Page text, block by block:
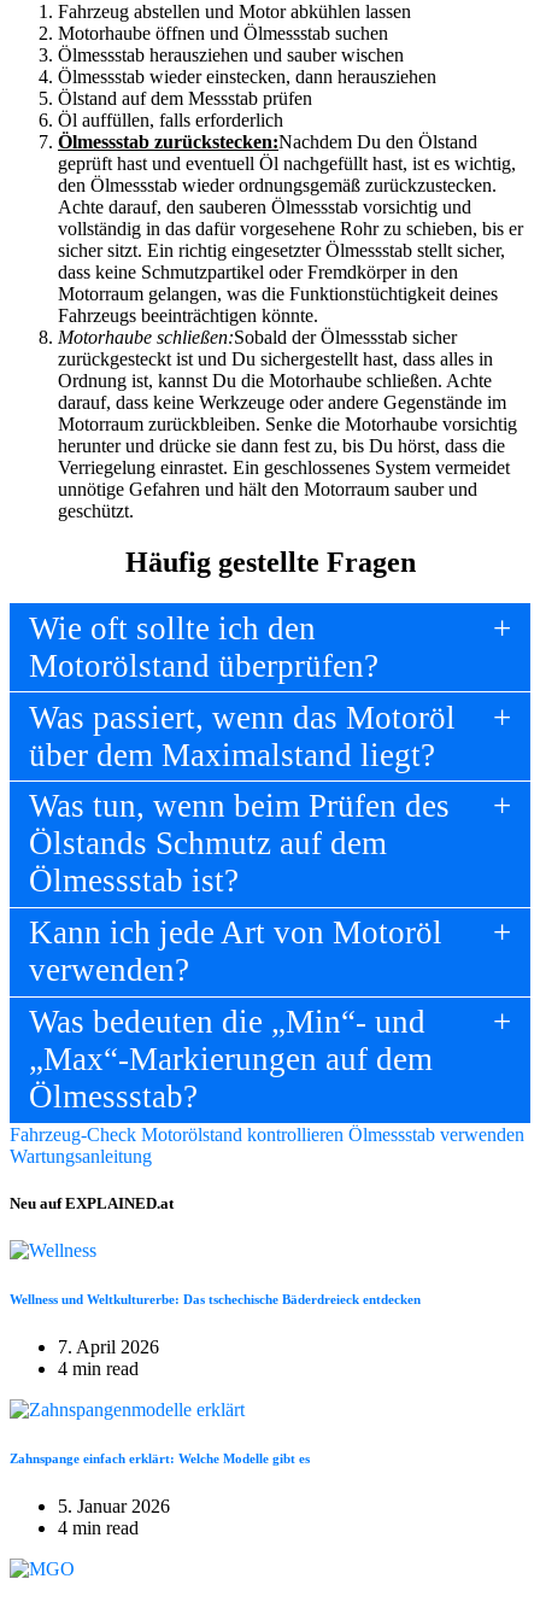
Fahrzeug abstellen und Motor abkühlen lassen
Motorhaube öffnen und Ölmessstab suchen
Ölmessstab herausziehen und sauber wischen
Ölmessstab wieder einstecken, dann herausziehen
Ölstand auf dem Messstab prüfen
Öl auffüllen, falls erforderlich
Ölmessstab zurückstecken:Nachdem Du den Ölstand
geprüft hast und eventuell Öl nachgefüllt hast, ist es wichtig,
den Ölmessstab wieder ordnungsgemäß zurückzustecken.
Achte darauf, den sauberen Ölmessstab vorsichtig und
vollständig in das dafür vorgesehene Rohr zu schieben, bis er
sicher sitzt. Ein richtig eingesetzter Ölmessstab stellt sicher,
dass keine Schmutzpartikel oder Fremdkörper in den
Motorraum gelangen, was die Funktionstüchtigkeit deines
Fahrzeugs beeinträchtigen könnte.
Motorhaube schließen:Sobald der Ölmessstab sicher
zurückgesteckt ist und Du sichergestellt hast, dass alles in
Ordnung ist, kannst Du die Motorhaube schließen. Achte
darauf, dass keine Werkzeuge oder andere Gegenstände im
Motorraum zurückbleiben. Senke die Motorhaube vorsichtig
herunter und drücke sie dann fest zu, bis Du hörst, dass die
Verriegelung einrastet. Ein geschlossenes System vermeidet
unnötige Gefahren und hält den Motorraum sauber und
geschützt.
Häufig gestellte Fragen
Wie oft sollte ich den
Motorölstand überprüfen?
Was passiert, wenn das Motoröl
über dem Maximalstand liegt?
Was tun, wenn beim Prüfen des
Ölstands Schmutz auf dem
Ölmessstab ist?
Kann ich jede Art von Motoröl
verwenden?
Was bedeuten die „Min“- und
„Max“-Markierungen auf dem
Ölmessstab?
Fahrzeug-Check Motorölstand kontrollieren Ölmessstab verwenden
Wartungsanleitung
Neu auf EXPLAINED.at
Wellness und Weltkulturerbe: Das tschechische Bäderdreieck entdecken
7. April 2026
4 min read
Zahnspange einfach erklärt: Welche Modelle gibt es
5. Januar 2026
4 min read